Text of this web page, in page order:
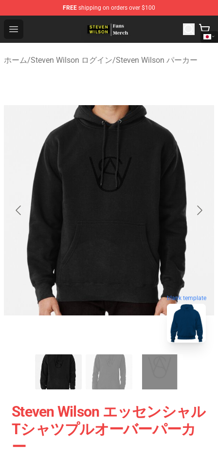
FREE shipping on orders over $100
Open menu
Steven Wilson Store - Official Steven Wilson
ホーム/Steven Wilson ログイン/Steven Wilson パーカー
blank template
Steven Wilson エッセンシャル
Tシャツプルオーバーパーカ
ー